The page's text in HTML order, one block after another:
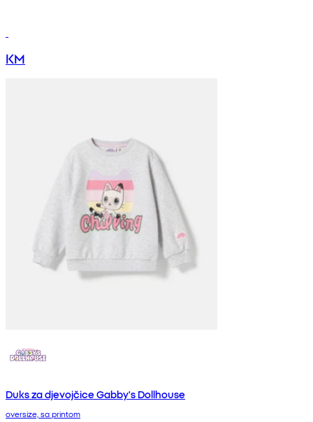
KM
Duks za djevojčice Gabby's Dollhouse
oversize, sa printom